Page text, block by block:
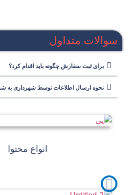
سوالات متداول
برای ثبت سفارش چگونه باید اقدام کرد؟
نحوه ارسال اطلاعات توسط شهرداری به
انواع محتوا